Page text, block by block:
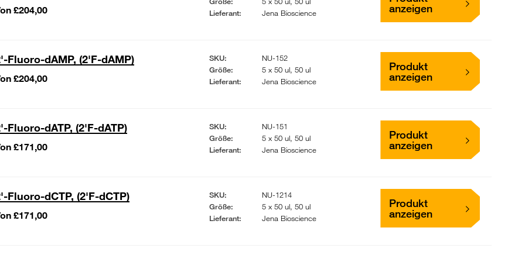
£204,00
Lieferant:
Jena Bioscience
anzeigen
Fluoro-dAMP, (2'F-dAMP)
£204,00
SKU:
NU-152
Größe:
5 x 50 ul, 50 ul
Lieferant:
Jena Bioscience
Produkt
anzeigen
Fluoro-dATP, (2'F-dATP)
£171,00
SKU:
NU-151
Größe:
5 x 50 ul, 50 ul
Lieferant:
Jena Bioscience
Produkt
anzeigen
Fluoro-dCTP, (2'F-dCTP)
£171,00
SKU:
NU-1214
Größe:
5 x 50 ul, 50 ul
Lieferant:
Jena Bioscience
Produkt
anzeigen